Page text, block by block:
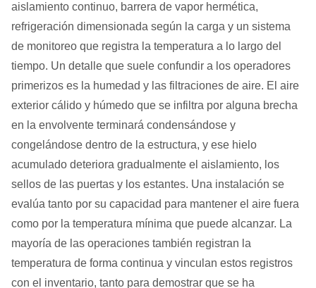
aislamiento continuo, barrera de vapor hermética,
refrigeración dimensionada según la carga y un sistema
de monitoreo que registra la temperatura a lo largo del
tiempo. Un detalle que suele confundir a los operadores
primerizos es la humedad y las filtraciones de aire. El aire
exterior cálido y húmedo que se infiltra por alguna brecha
en la envolvente terminará condensándose y
congelándose dentro de la estructura, y ese hielo
acumulado deteriora gradualmente el aislamiento, los
sellos de las puertas y los estantes. Una instalación se
evalúa tanto por su capacidad para mantener el aire fuera
como por la temperatura mínima que puede alcanzar. La
mayoría de las operaciones también registran la
temperatura de forma continua y vinculan estos registros
con el inventario, tanto para demostrar que se ha